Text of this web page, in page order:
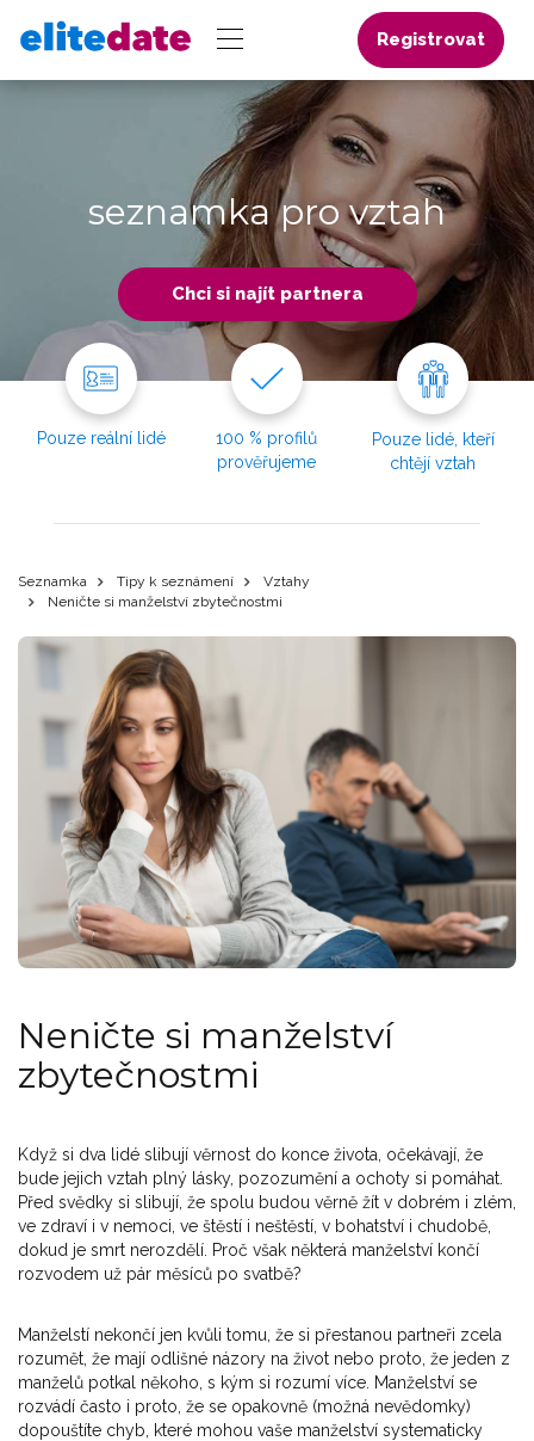
Registrovat
seznamka pro vztah
Chci si najít partnera
Pouze reální lidé
100 % profilů
prověřujeme
Pouze lidé, kteří
chtějí vztah
Seznamka Tipy k seznámení
Vztahy
Neničte si manželství zbytečnostmi
Neničte si manželství
zbytečnostmi
Když si dva lidé slibují věrnost do konce života, očekávají, že
bude jejich vztah plný lásky, pozozumění a ochoty si pomáhat.
Před svědky si slibují, že spolu budou věrně žít v dobrém i zlém,
ve zdraví i v nemoci, ve štěstí i neštěstí, v bohatství i chudobě,
dokud je smrt nerozdělí. Proč však některá manželství končí
rozvodem už pár měsíců po svatbě?
Manželstí nekončí jen kvůli tomu, že si přestanou partneři zcela
rozumět, že mají odlišné názory na život nebo proto, že jeden z
manželů potkal někoho, s kým si rozumí více. Manželství se
rozvádí často i proto, že se opakovně (možná nevědomky)
dopouštíte chyb, které mohou vaše manželství systematicky